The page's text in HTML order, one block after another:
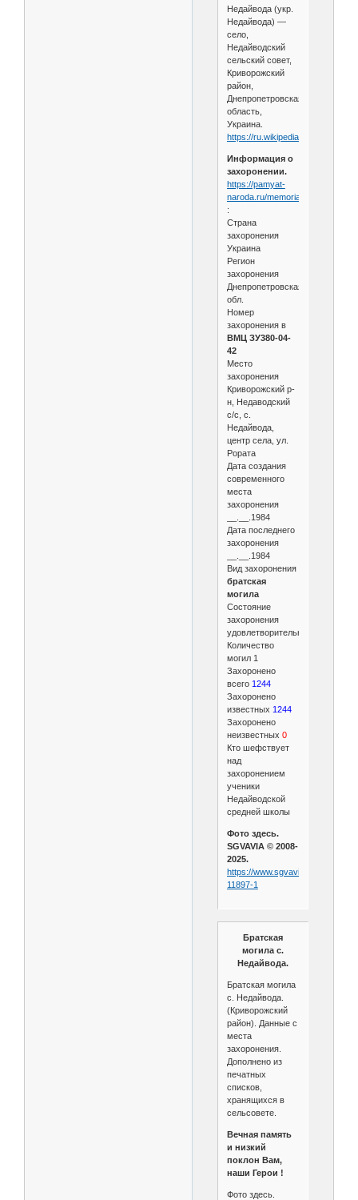
Недайвода (укр.
Недайвода) —
село,
Недайводский
сельский совет,
Криворожский
район,
Днепропетровская
область,
Украина.
https://ru.wikipedia.org/wiki....4а
Информация о
захоронении.
https://pamyat-
naroda.ru/memorial/burial/
:
Страна
захоронения
Украина
Регион
захоронения
Днепропетровская
обл.
Номер
захоронения в
ВМЦ ЗУ380-04-
42
Место
захоронения
Криворожский р-
н, Недаводский
с/с, с.
Недайвода,
центр села, ул.
Рората
Дата создания
современного
места
захоронения
__.__.1984
Дата последнего
захоронения
__.__.1984
Вид захоронения
братская
могила
Состояние
захоронения
удовлетворительное
Количество
могил 1
Захоронено
всего1244
Захоронено
известных 1244
Захоронено
неизвестных 0
Кто шефствует
над
захоронением
ученики
Недайводской
средней школы
Фото здесь.
SGVAVIA © 2008-
2025.
https://www.sgvavia.ru/forum/
11897-1
Братская
могила с.
Недайвода.
Братская могила
с. Недайвода.
(Криворожский
район). Данные с
места
захоронения.
Дополнено из
печатных
списков,
хранящихся в
сельсовете.
Вечная память
и низкий
поклон Вам,
наши Герои !
Фото здесь.